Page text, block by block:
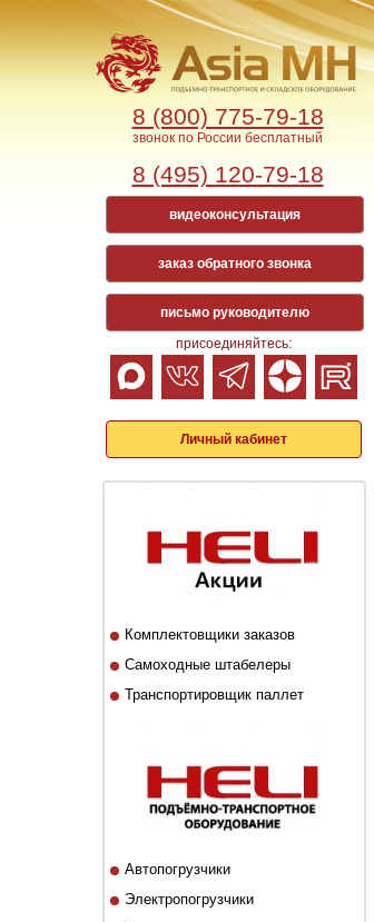
8 (800) 775-79-18
звонок по России бесплатный
8 (495) 120-79-18
видеоконсультация
заказ обратного звонка
письмо руководителю
присоединяйтесь:
Личный кабинет
Комплектовщики заказов
Самоходные штабелеры
Транспортировщик паллет
Автопогрузчики
Электропогрузчики